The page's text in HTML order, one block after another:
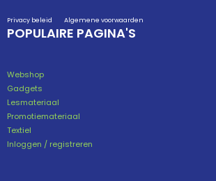
Privacy beleid Algemene voorwaarden
POPULAIRE PAGINA'S
Webshop
Gadgets
Lesmateriaal
Promotiemateriaal
Textiel
Inloggen / registreren